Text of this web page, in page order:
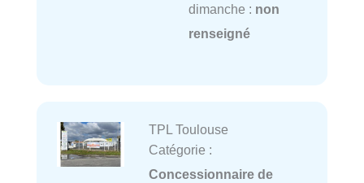
dimanche : non
renseigné
TPL Toulouse
Catégorie :
Concessionnaire de